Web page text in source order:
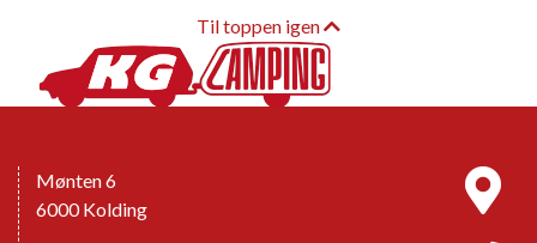
Til toppen igen
Mønten 6
6000 Kolding